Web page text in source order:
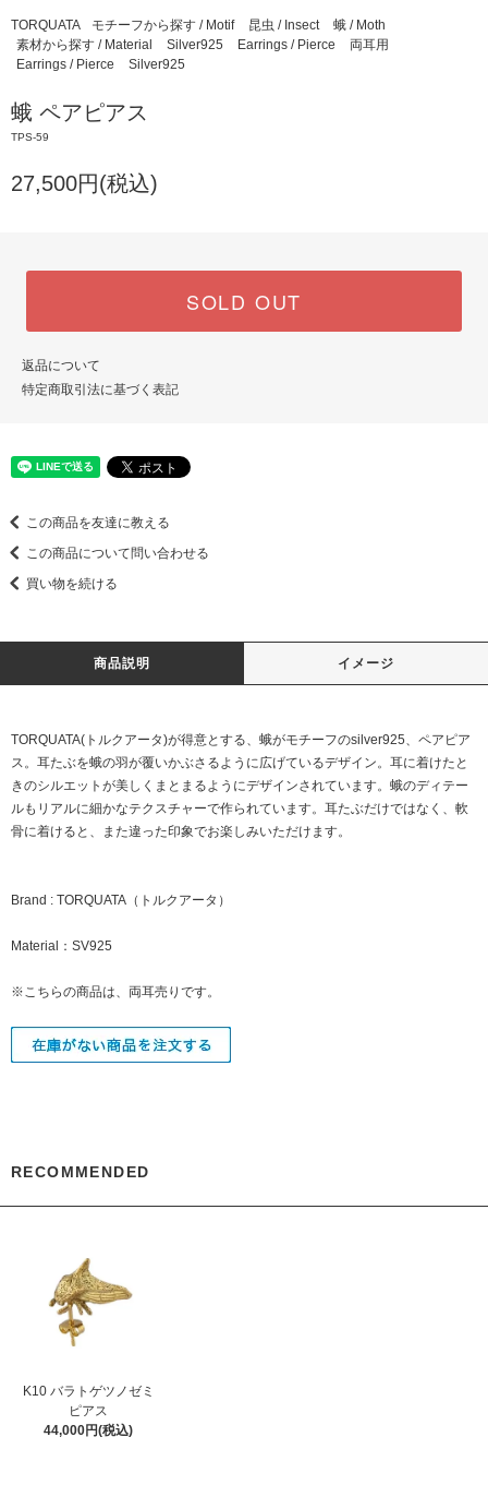
TORQUATA モチーフから探す / Motif 昆虫 / Insect
蛾 / Moth
素材から探す / Material
Silver925 Earrings / Pierce
両耳用
Earrings / Pierce
Silver925
蛾 ペアピアス
TPS-59
27,500円(税込)
SOLD OUT
返品について
特定商取引法に基づく表記
この商品を友達に教える
この商品について問い合わせる
買い物を続ける
商品説明 イメージ
TORQUATA(トルクアータ)が得意とする、蛾がモチーフのsilver925、ペアピア
ス。耳たぶを蛾の羽が覆いかぶさるように広げているデザイン。耳に着けたと
きのシルエットが美しくまとまるようにデザインされています。蛾のディテー
ルもリアルに細かなテクスチャーで作られています。耳たぶだけではなく、軟
骨に着けると、また違った印象でお楽しみいただけます。
Brand : TORQUATA（トルクアータ）
Material：SV925
※こちらの商品は、両耳売りです。
RECOMMENDED
K10 バラトゲツノゼミ
ピアス
44,000円(税込)